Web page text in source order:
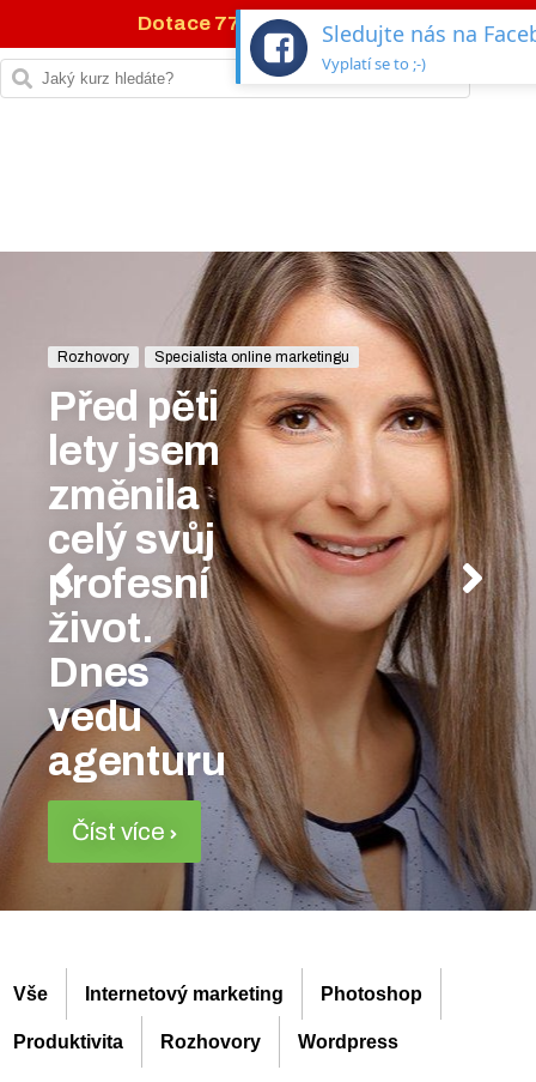
Dotace 77 %na IT kurzy →
Rozhovory Specialista online marketingu
Před pěti
lety jsem
změnila
celý svůj
profesní
život.
Dnes
vedu
agenturu
Číst více
Vše Internetový marketing Photoshop
Produktivita Rozhovory Wordpress
Sledujte nás na
Vyplatí se to ;-)